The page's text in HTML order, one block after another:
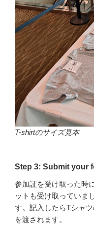
T-shirtのサイズ見本
Step 3: Submit your
参加証を受け取った時
ットも受け取っていま
す。記入したらTシャ
を渡されます。